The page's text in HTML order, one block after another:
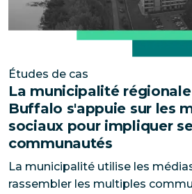
Études de cas
La municipalité
Buffalo s'appuie sur les
sociaux pour impliquer
communautés
La municipalité utilise les
rassembler les multiples